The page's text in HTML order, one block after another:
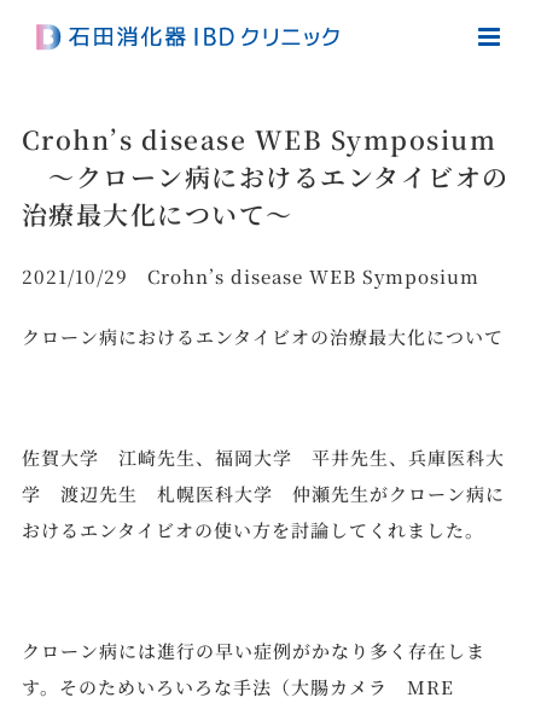
Crohn’s disease WEB Symposium
～クローン病におけるエンタイビオの
治療最大化について～
2021/10/29 Crohn’s disease WEB Symposium
クローン病におけるエンタイビオの治療最大化について
佐賀大学 江崎先生、福岡大学 平井先生、兵庫医科大
学 渡辺先生 札幌医科大学 仲瀬先生がクローン病に
おけるエンタイビオの使い方を討論してくれました。
クローン病には進行の早い症例がかなり多く存在しま
す。そのためいろいろな手法（大腸カメラ MRE